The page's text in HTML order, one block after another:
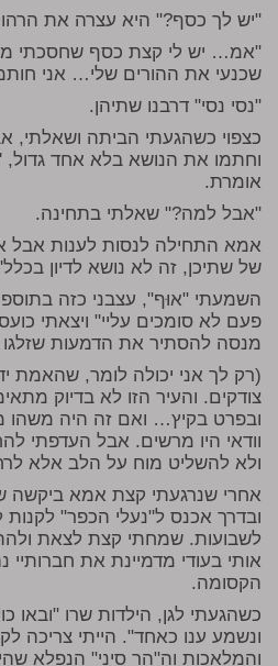
"יש לך כסף?" היא עצרה את
"אמ… יש לי קצת כסף שחסכתי
שכנעי את ההורים שלי… אני
"נסי נסי" דרבנו שתיהן.
כצפוי כשהגעתי הביתה ושאלתי,
וחתמו את הנושא בלא אחד
אומרת.
"אבל למה?" שאלתי בתחינה.
אמא התחילה לנסות לענות אבל
של שתיכן, זה לא נושא לדיון
השמעתי "אוּף", עצבני כזה
פעם לא סומכים עליי" ויצאתי
מנסה להסתיר את הדמעות שזלגו
(רק לך אני יכולה לומר, שהאמת
צודקים. והעיר הזו לא בדיוק
ובפרט בקיץ… ואם זה היה משהו
וודאי היו מרשים. אבל העדפתי
ולא להשליט מוח על הלב אלא
אחרי שנרגעתי קצת אמא ביקשה
ובדרך אכנס ל"נעלי הכפר"
לשבועות. שמחתי קצת לצאת
אותי בעודי מדמיינת את חברותיי
הקסומה.
כשהגעתי לגן, הילדות שרו "ובאו
ונשמע ענו כאחד". הייתי צריכה
והמלאכות וה"הר סיני" הנפלא